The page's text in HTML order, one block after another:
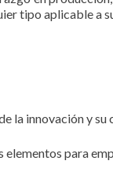
tipo aplicable a
la innovación y
para